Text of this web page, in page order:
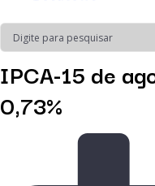
IPCA-15 de
0,73%